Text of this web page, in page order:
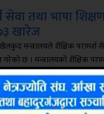
सेवा तथा भाषा
खारेज
मन्त्रालयले शैक्षिक परामर्श
छ । मन्त्रालयको शैक्षिक
हिजो सोमबार मन्त्रीस्तरीय
परामर्श, भाषा शिक्षण तथा
प्रकाशन भई कार्यान्वयनमा […]